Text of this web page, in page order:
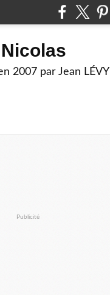
2007 par Jean LÉVY
Publicité